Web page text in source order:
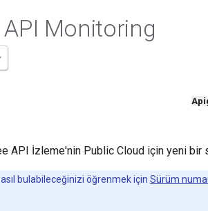
API Monitoring
API İzleme'nin Public Cloud için yeni bir
bulabileceğinizi öğrenmek için Sürüm